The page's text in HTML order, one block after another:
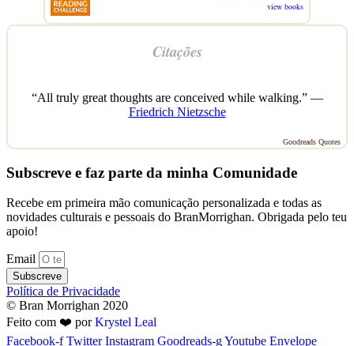
view books
Citações
“All truly great thoughts are conceived while walking.” —
Friedrich Nietzsche
Goodreads Quotes
Subscreve e faz parte da minha Comunidade
Recebe em primeira mão comunicação personalizada e todas as
novidades culturais e pessoais do BranMorrighan. Obrigada pelo teu
apoio!
Email
Subscreve
Política de Privacidade
© Bran Morrighan 2020
Feito com ❤️ porKrystel Leal
Facebook-f Twitter Instagram Goodreads-gYoutube Envelope